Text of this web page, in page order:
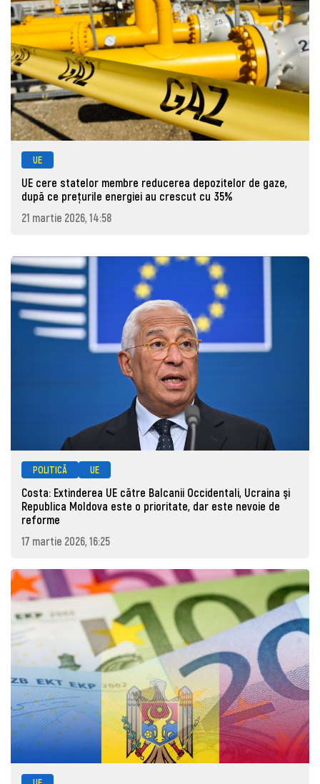
UE
UE cere statelor membre reducerea depozitelor de gaze,
după ce prețurile energiei au crescut cu 35%
21 martie 2026, 14:58
POLITICĂ UE
Costa: Extinderea UE către Balcanii Occidentali, Ucraina şi
Republica Moldova este o prioritate, dar este nevoie de
reforme
17 martie 2026, 16:25